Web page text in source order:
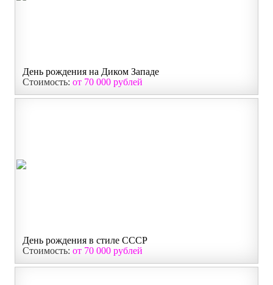
День рождения на Диком Западе
Стоимость: от 70 000 рублей
День рождения в стиле СССР
Стоимость: от 70 000 рублей